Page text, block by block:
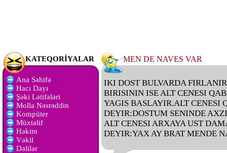
KATEQORİYALAR
Ana Səhifə
Hacı Dayı
Şəki Lətifələri
Molla Nəsrəddin
Kompüter
Müxtəlif
Həkim
Vəkil
Dəlilər
MEN DE NAVES VAR
IKI DOST BULVARDA
BIRISININ ISE ALT CENESI
YAGIS BASLAYIR.ALT CENESI
DEYIR:DOSTUM SENINDE
ALT CENESI ARXAYA UST
DEYIR:YAX AY BRAT MENDE